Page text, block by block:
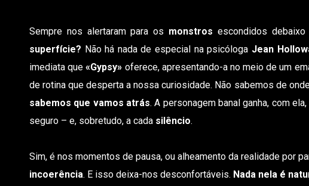
Sempre nos alertaram para os monstros escondidos debaixo
superfície? Não há nada de especial na psicóloga Jean
imediata que«Gypsy» oferece, apresentando-a no meio de um
de rotina que desperta a nossa curiosidade. Não sabemos de
sabemos que vamos atrás. A personagem banal ganha, com
seguro – e, sobretudo, a cada silêncio.
Sim, é nos momentos de pausa, ou alheamento da realidade por
incoerência. E isso deixa-nos desconfortáveis. Nada nela é